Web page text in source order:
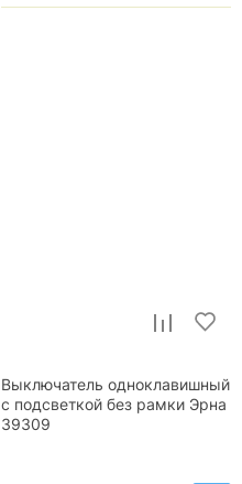
Выключатель одноклавишный
с подсветкой без рамки Эрна
39309